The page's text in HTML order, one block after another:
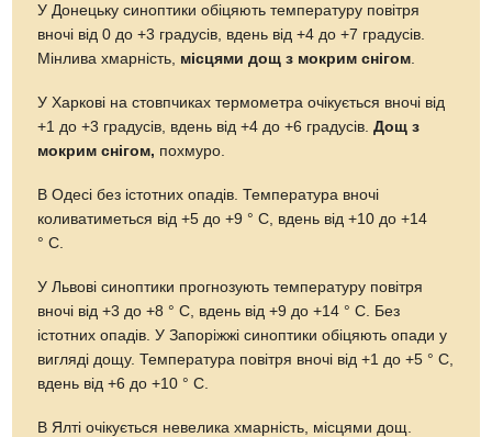
У Донецьку синоптики обіцяють температуру повітря
вночі від 0 до +3 градусів, вдень від +4 до +7 градусів.
Мінлива хмарність, місцями дощ з мокрим снігом
У Харкові на стовпчиках термометра очікується вночі від
+1 до +3 градусів, вдень від +4 до +6 градусів.Дощ з
мокрим снігом, похмуро.
В Одесі без істотних опадів. Температура вночі
коливатиметься від +5 до +9 ° С, вдень від +10 до +14
° C.
У Львові синоптики прогнозують температуру повітря
вночі від +3 до +8 ° С, вдень від +9 до +14 ° C. Без
істотних опадів. У Запоріжжі синоптики обіцяють опади у
вигляді дощу. Температура повітря вночі від +1 до +5 ° С,
вдень від +6 до +10 ° C.
В Ялті очікується невелика хмарність, місцями дощ.